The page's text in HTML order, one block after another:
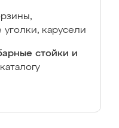
карусели
стойки и